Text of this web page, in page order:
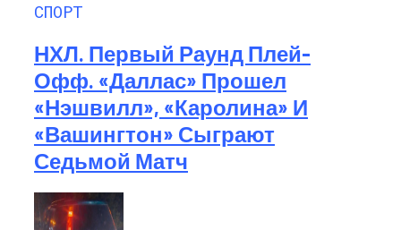
СПОРТ
НХЛ. Первый Раунд Плей-
Офф. «Даллас» Прошел
«Нэшвилл», «Каролина» И
«Вашингтон» Сыграют
Седьмой Матч